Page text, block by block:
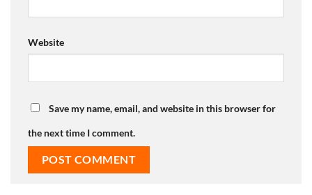
Website
Save my name, email, and website in this browser for
the next time I comment.